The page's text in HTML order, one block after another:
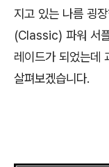
지고 있는 나름 굉
(Classic) 파워 서
레이드가 되었는데
살펴보겠습니다.